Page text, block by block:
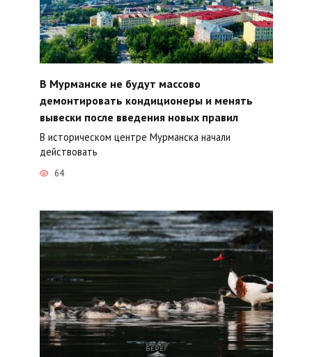
В Мурманске не будут массово
демонтировать кондиционеры и менять
вывески после введения новых правил
В историческом центре Мурманска начали
действовать
64